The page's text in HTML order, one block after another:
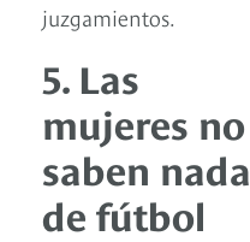
juzgamientos.
5. Las
mujeres no
saben nada
de fútbol